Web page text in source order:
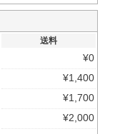
送料
¥0
¥1,400
¥1,700
¥2,000